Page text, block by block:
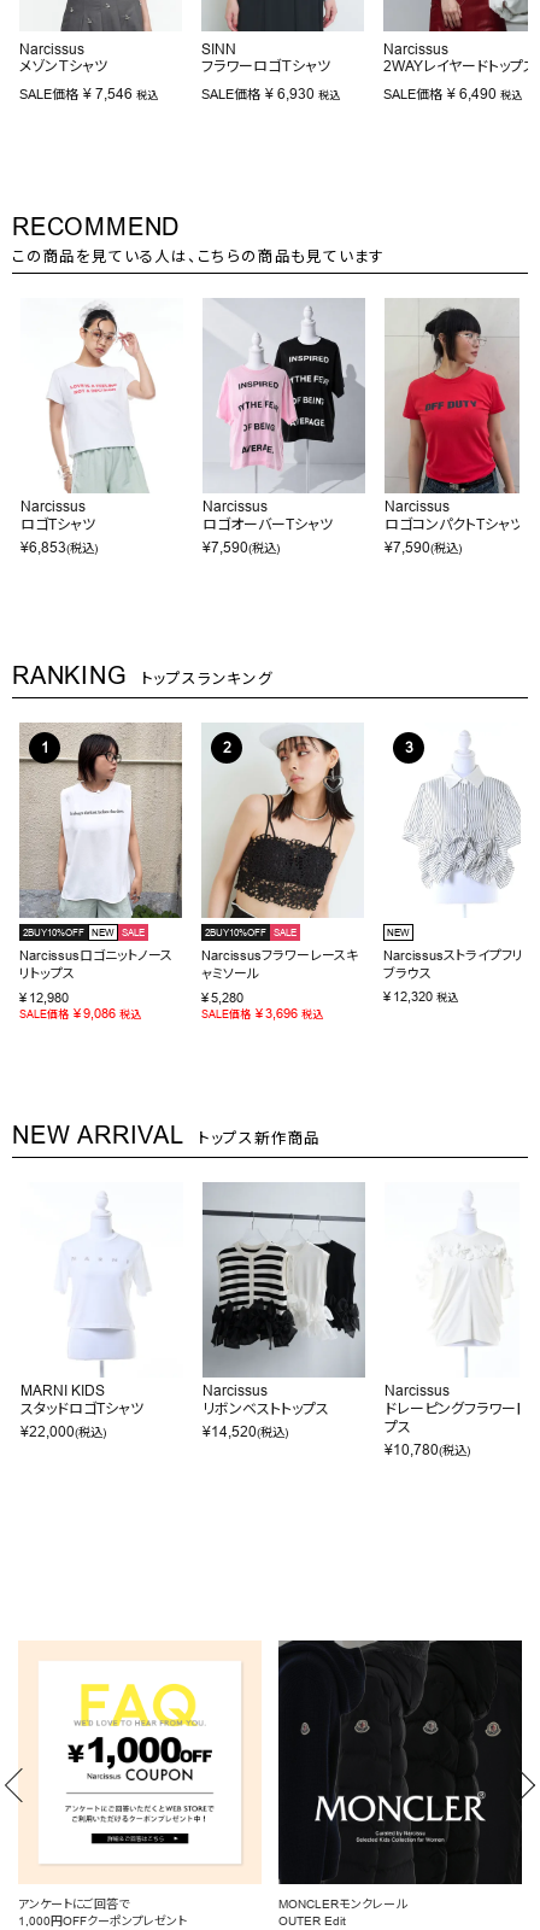
Narcissus
メゾンＴシャツ
SALE価格 ¥ 7,546 税込
SINN
フラワーロゴＴシャツ
SALE価格 ¥ 6,930 税込
Narcissus
2WAYレイヤードトップス
SALE価格 ¥ 6,490 税込
RECOMMEND
この商品を見ている人は、こちらの商品も見ています
Narcissus
ロゴTシャツ
¥6,853(税込)
Narcissus
ロゴオーバーTシャツ
¥7,590(税込)
Narcissus
ロゴコンパクトTシャツ
¥7,590(税込)
RANKING トップスランキング
2BUY10%OFF NEW SALE
Narcissusロゴニットノース
リトップス
¥ 12,980
SALE価格 ¥9,086 税込
2BUY10%OFF SALE
Narcissusフラワーレースキ
ャミソール
¥5,280
SALE価格 ¥3,696 税込
NEW
Narcissusストライプフリル
ブラウス
¥ 12,320 税込
NEW ARRIVAL トップス新作商品
MARNI KIDS
スタッドロゴTシャツ
¥22,000(税込)
Narcissus
リボンベストトップス
¥14,520(税込)
Narcissus
ドレーピングフラワートッ
プス
¥10,780(税込)
MONCLERモンクレール
OUTER Edit
BLOUSE/SHIRT
デイリーにもオフィスにも◎